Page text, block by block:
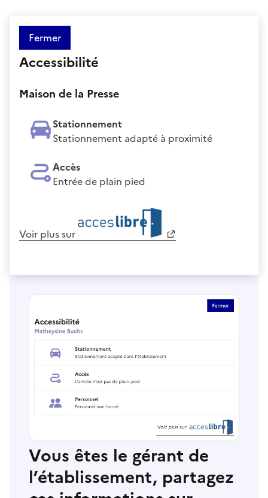
Fermer
Accessibilité
Maison de la Presse
Stationnement
Stationnement adapté à proximité
Accès
Entrée de plain pied
Voir plus sur
Vous êtes le gérant de
l’établissement, partagez